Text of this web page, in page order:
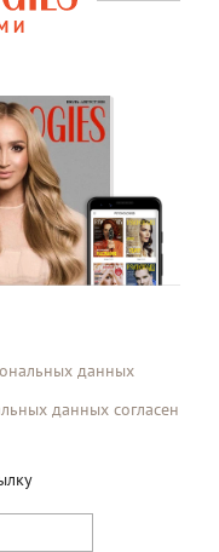
данных
данных согласен